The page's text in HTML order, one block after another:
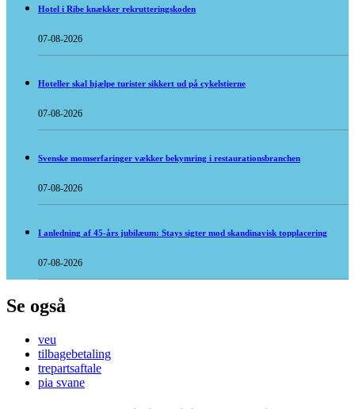
Hotel i Ribe knækker rekrutteringskoden
07-08-2026
Hoteller skal hjælpe turister sikkert ud på cykelstierne
07-08-2026
Svenske momserfaringer vækker bekymring i restaurationsbranchen
07-08-2026
I anledning af 45-års jubilæum: Stays sigter mod skandinavisk topplacering
07-08-2026
Se også
veu
tilbagebetaling
trepartsaftale
pia svane